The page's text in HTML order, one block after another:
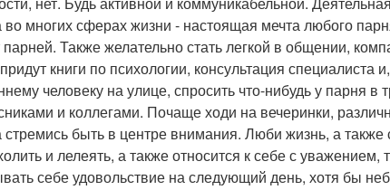
многих сферах жизни - настоящая мечта любого
парней. Также желательно стать легкой в общении,
книги по психологии, консультация специалиста
человеку на улице, спросить что-нибудь у парня
и коллегами. Почаще ходи на вечеринки,
стремись быть в центре внимания. Люби жизнь, а
и лелеять, а также относится к себе с
себе удовольствие на следующий день, хотя бы